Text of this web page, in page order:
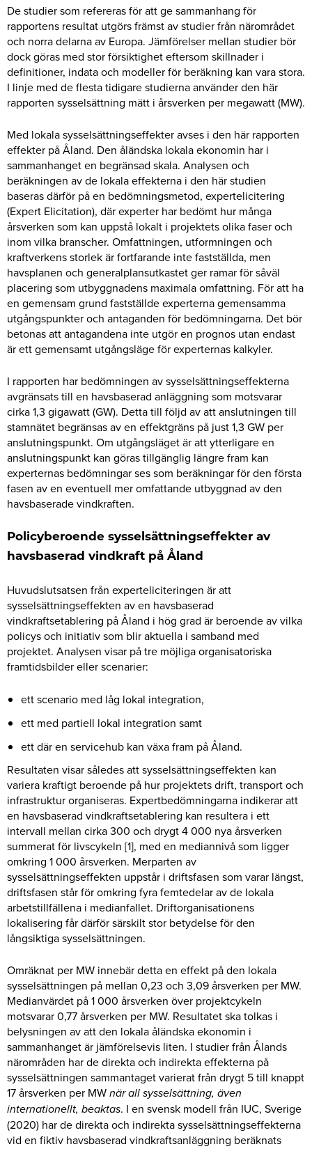
De studier som refereras för att ge sammanhang för
rapportens resultat utgörs främst av studier från närområdet
och norra delarna av Europa. Jämförelser mellan studier bör
dock göras med stor försiktighet eftersom skillnader i
definitioner, indata och modeller för beräkning kan vara stora.
I linje med de flesta tidigare studierna använder den här
rapporten sysselsättning mätt i årsverken per megawatt (MW).
Med lokala sysselsättningseffekter avses i den här rapporten
effekter på Åland. Den åländska lokala ekonomin har i
sammanhanget en begränsad skala. Analysen och
beräkningen av de lokala effekterna i den här studien
baseras därför på en bedömningsmetod, expertelicitering
(Expert Elicitation), där experter har bedömt hur många
årsverken som kan uppstå lokalt i projektets olika faser och
inom vilka branscher. Omfattningen, utformningen och
kraftverkens storlek är fortfarande inte fastställda, men
havsplanen och generalplansutkastet ger ramar för såväl
placering som utbyggnadens maximala omfattning. För att ha
en gemensam grund fastställde experterna gemensamma
utgångspunkter och antaganden för bedömningarna. Det bör
betonas att antagandena inte utgör en prognos utan endast
är ett gemensamt utgångsläge för experternas kalkyler.
I rapporten har bedömningen av sysselsättningseffekterna
avgränsats till en havsbaserad anläggning som motsvarar
cirka 1,3 gigawatt (GW). Detta till följd av att anslutningen till
stamnätet begränsas av en effektgräns på just 1,3 GW per
anslutningspunkt. Om utgångsläget är att ytterligare en
anslutningspunkt kan göras tillgänglig längre fram kan
experternas bedömningar ses som beräkningar för den första
fasen av en eventuell mer omfattande utbyggnad av den
havsbaserade vindkraften.
Policyberoende sysselsättningseffekter av
havsbaserad vindkraft på Åland
Huvudslutsatsen från experteliciteringen är att
sysselsättningseffekten av en havsbaserad
vindkraftsetablering på Åland i hög grad är beroende av vilka
policys och initiativ som blir aktuella i samband med
projektet. Analysen visar på tre möjliga organisatoriska
framtidsbilder eller scenarier:
ett scenario med låg lokal integration,
ett med partiell lokal integration samt
ett där en servicehub kan växa fram på Åland.
Resultaten visar således att sysselsättningseffekten kan
variera kraftigt beroende på hur projektets drift, transport och
infrastruktur organiseras. Expertbedömningarna indikerar att
en havsbaserad vindkraftsetablering kan resultera i ett
intervall mellan cirka 300 och drygt 4 000 nya årsverken
summerat för livscykeln [1], med en mediannivå som ligger
omkring 1 000 årsverken. Merparten av
sysselsättningseffekten uppstår i driftsfasen som varar längst,
driftsfasen står för omkring fyra femtedelar av de lokala
arbetstillfällena i medianfallet. Driftorganisationens
lokalisering får därför särskilt stor betydelse för den
långsiktiga sysselsättningen.
Omräknat per MW innebär detta en effekt på den lokala
sysselsättningen på mellan 0,23 och 3,09 årsverken per MW.
Medianvärdet på 1 000 årsverken över projektcykeln
motsvarar 0,77 årsverken per MW. Resultatet ska tolkas i
belysningen av att den lokala åländska ekonomin i
sammanhanget är jämförelsevis liten. I studier från Ålands
närområden har de direkta och indirekta effekterna på
sysselsättningen sammantaget varierat från drygt 5 till knappt
17 årsverken per MWnär all sysselsättning, även
internationellt, beaktas. I en svensk modell från IUC, Sverige
(2020) har de direkta och indirekta sysselsättningseffekterna
vid en fiktiv havsbaserad vindkraftsanläggning beräknats